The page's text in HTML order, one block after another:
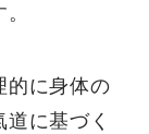
的に身体の
に基づく